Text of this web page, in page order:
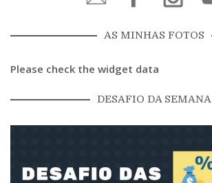
AS MINHAS FOTOS
Please check the widget data
DESAFIO DA SEMANA